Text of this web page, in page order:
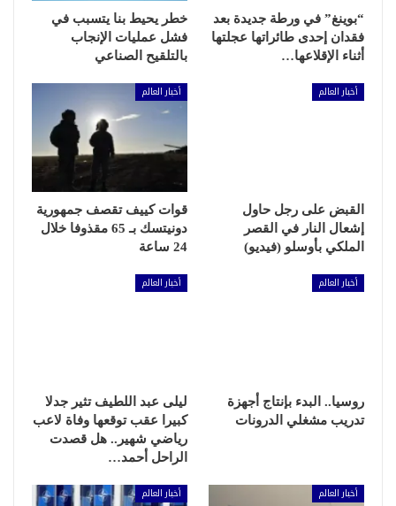
“بوينغ” في ورطة جديدة بعد
فقدان إحدى طائراتها عجلتها
أثناء الإقلاعها…
خطر يحيط بنا يتسبب في
فشل عمليات الإنجاب
بالتلقيح الصناعي
أخبار العالم
القبض على رجل حاول
إشعال النار في القصر
الملكي بأوسلو (فيديو)
أخبار العالم
قوات كييف تقصف جمهورية
دونيتسك بـ 65 مقذوفا خلال
24 ساعة
أخبار العالم
روسيا.. البدء بإنتاج أجهزة
تدريب مشغلي الدرونات
أخبار العالم
ليلى عبد اللطيف تثير جدلا
كبيرا عقب توقعها وفاة لاعب
رياضي شهير.. هل قصدت
الراحل أحمد…
أخبار العالم أخبار العالم